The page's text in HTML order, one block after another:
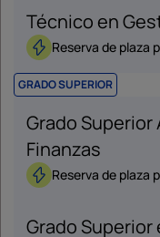
Técnico en
Reserva de plaza
GRADO SUPERIOR
Grado
Finanzas
Reserva de plaza
Grado Superior